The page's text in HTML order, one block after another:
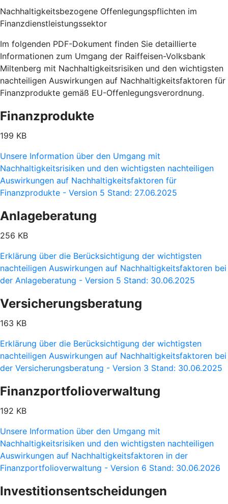
Nachhaltigkeitsbezogene Offenlegungspflichten im
Finanzdienstleistungssektor
Im folgenden PDF-Dokument finden Sie detaillierte
Informationen zum Umgang der Raiffeisen-Volksbank
Miltenberg mit Nachhaltigkeitsrisiken und den wichtigsten
nachteiligen Auswirkungen auf Nachhaltigkeitsfaktoren für
Finanzprodukte gemäß EU-Offenlegungsverordnung.
Finanzprodukte
199 KB
Unsere Information über den Umgang mit
Nachhaltigkeitsrisiken und den wichtigsten nachteiligen
Auswirkungen auf Nachhaltigkeitsfaktoren für
Finanzprodukte - Version 5 Stand: 27.06.2025
Anlageberatung
256 KB
Erklärung über die Berücksichtigung der wichtigsten
nachteiligen Auswirkungen auf Nachhaltigkeitsfaktoren bei
der Anlageberatung - Version 5 Stand: 30.06.2025
Versicherungsberatung
163 KB
Erklärung über die Berücksichtigung der wichtigsten
nachteiligen Auswirkungen auf Nachhaltigkeitsfaktoren bei
der Versicherungsberatung - Version 3 Stand: 30.06.2025
Finanzportfolioverwaltung
192 KB
Unsere Information über den Umgang mit
Nachhaltigkeitsrisiken und den wichtigsten nachteiligen
Auswirkungen auf Nachhaltigkeitsfaktoren in der
Finanzportfolioverwaltung - Version 6 Stand: 30.06.2026
Investitionsentscheidungen